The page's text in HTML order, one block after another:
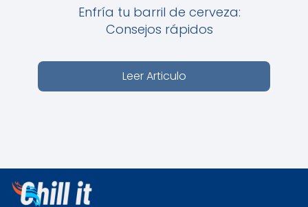
Enfría tu barril de cerveza:
Consejos rápidos
Leer Articulo